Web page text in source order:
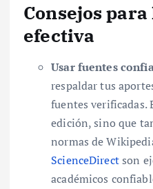
Consejos
efectiva
Usar fuentes
respaldar tus
fuentes verificadas.
edición, sino que
normas de
ScienceDirectson
académicos